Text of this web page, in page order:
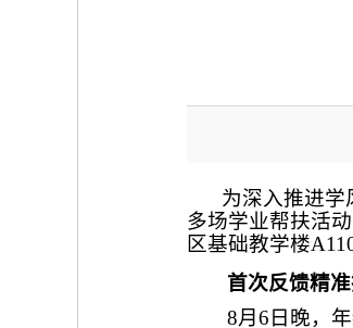
为深入推进学
多场学业帮扶活
区基础教学楼
首次反馈精
8月6日晚，